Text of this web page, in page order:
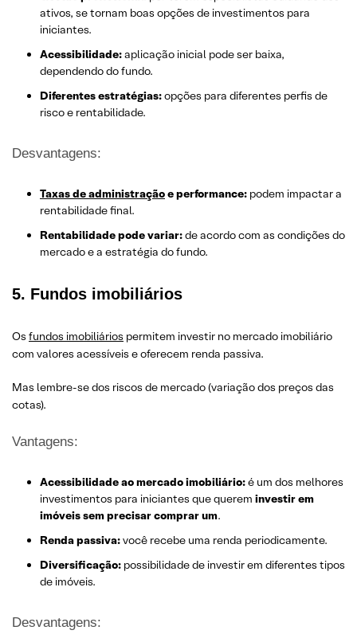
ativos, se tornam boas opções de investimentos para
iniciantes.
Acessibilidade:aplicação inicial pode ser baixa,
dependendo do fundo.
Diferentes estratégias:opções para diferentes perfis de
risco e rentabilidade.
Desvantagens:
Taxas de administraçãoe performance: podem impactar a
rentabilidade final.
Rentabilidade pode variar:de acordo com as condições do
mercado e a estratégia do fundo.
5. Fundos imobiliários
Os fundos imobiliários permitem investir no mercado imobiliário
com valores acessíveis e oferecem renda passiva.
Mas lembre-se dos riscos de mercado (variação dos preços das
cotas).
Vantagens:
Acessibilidade ao mercado imobiliário:é um dos melhores
investimentos para iniciantes que querem investir em
imóveis sem precisar comprar um.
Renda passiva:você recebe uma renda periodicamente.
Diversificação: possibilidade de investir em diferentes tipos
de imóveis.
Desvantagens: